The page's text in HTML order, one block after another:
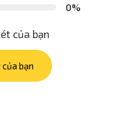
0%
của bạn
bạn